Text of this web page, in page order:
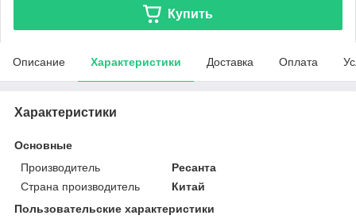
Купить
Описание Характеристики Доставка Оплата
Характеристики
Основные
Производитель
Ресанта
Страна производитель
Китай
Пользовательские характеристики